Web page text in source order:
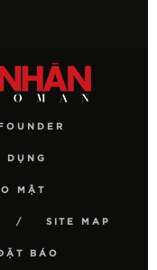
FOUNDER
DỤNG
MẬT
SITE MAP
BÁO